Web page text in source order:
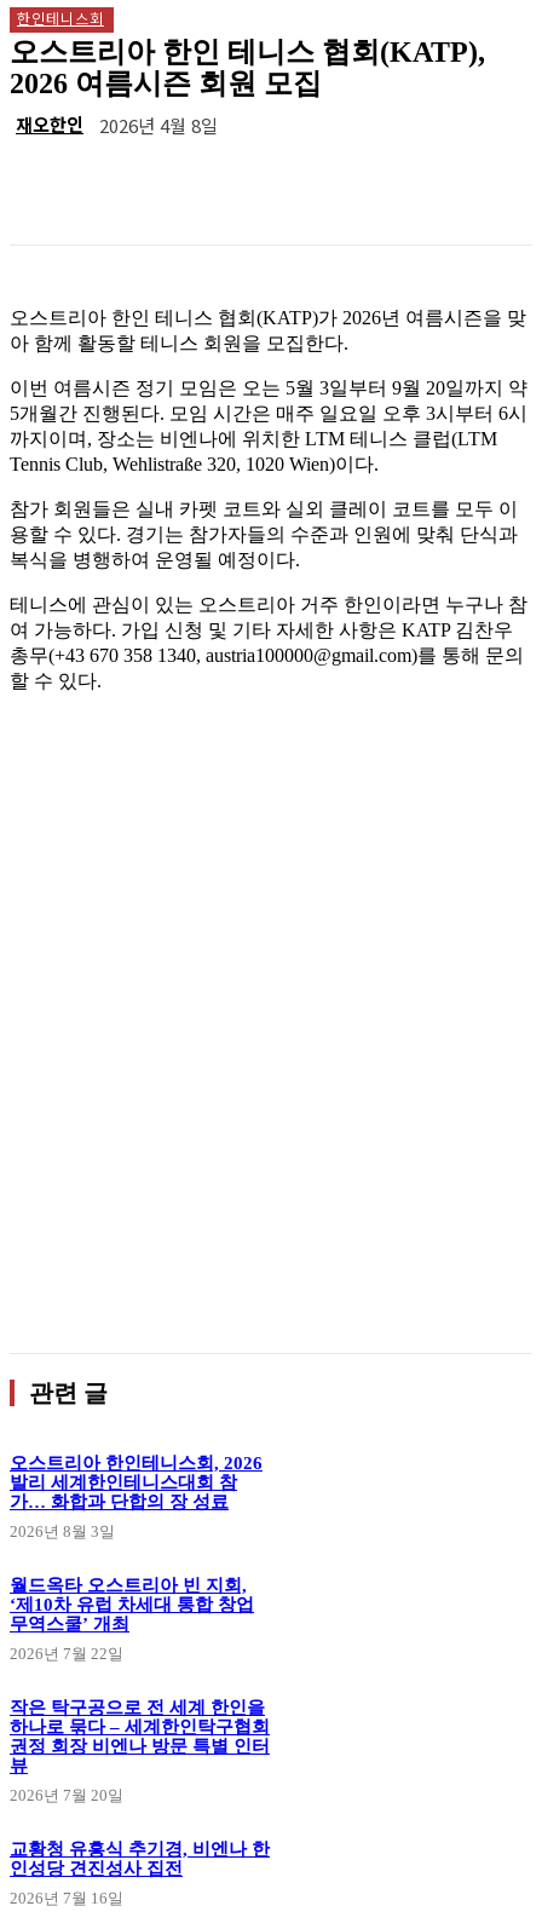
한인테니스회
오스트리아 한인 테니스 협회(KATP),
2026 여름시즌 회원 모집
재오한인 2026년 4월 8일
오스트리아 한인 테니스 협회(KATP)가 2026년 여름시즌을 맞
아 함께 활동할 테니스 회원을 모집한다.
이번 여름시즌 정기 모임은 오는 5월 3일부터 9월 20일까지 약
5개월간 진행된다. 모임 시간은 매주 일요일 오후 3시부터 6시
까지이며, 장소는 비엔나에 위치한 LTM 테니스 클럽(LTM
Tennis Club, Wehlistraße 320, 1020 Wien)이다.
참가 회원들은 실내 카펫 코트와 실외 클레이 코트를 모두 이
용할 수 있다. 경기는 참가자들의 수준과 인원에 맞춰 단식과
복식을 병행하여 운영될 예정이다.
테니스에 관심이 있는 오스트리아 거주 한인이라면 누구나 참
여 가능하다. 가입 신청 및 기타 자세한 사항은 KATP 김찬우
총무(+43 670 358 1340, austria100000@gmail.com)를 통해 문의
할 수 있다.
관련 글
오스트리아 한인테니스회, 2026
발리 세계한인테니스대회 참
가… 화합과 단합의 장 성료
2026년 8월 3일
월드옥타 오스트리아 빈 지회,
‘제10차 유럽 차세대 통합 창업
무역스쿨’ 개최
2026년 7월 22일
작은 탁구공으로 전 세계 한인을
하나로 묶다 – 세계한인탁구협회
권정 회장 비엔나 방문 특별 인터
뷰
2026년 7월 20일
교황청 유흥식 추기경, 비엔나 한
인성당 견진성사 집전
2026년 7월 16일